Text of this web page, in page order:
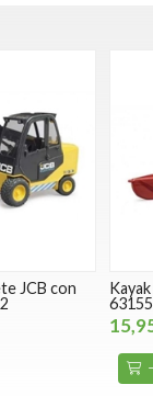
JCB con
63155